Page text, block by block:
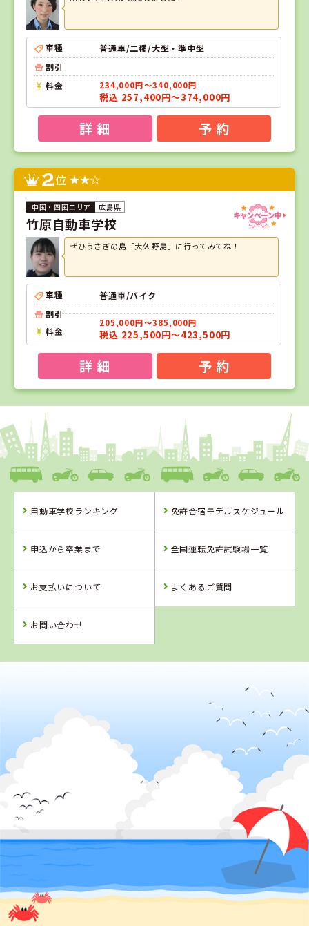
車種
普通車/二種/大型・準中型
割引
料金
234,000円～340,000円
税込 257,400円～374,000円
詳 細 予 約
2位
広島県
竹原自動車学校
ぜひうさぎの島「大久野島」に行ってみてね！
車種
普通車/バイク
割引
料金
205,000円～385,000円
税込 225,500円～423,500円
詳 細 予 約
1
徳島県
阿波自動車学校
詳 細 予 約
詳 細 予 約
詳 細
詳 細
自動車学校ランキング 免許合宿モデルスケジュール
申込から卒業まで 全国運転免許試験場一覧
お支払いについて よくあるご質問
お問い合わせ